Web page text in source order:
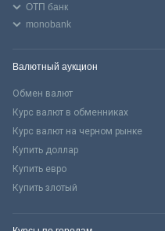
ОТП банк
monobank
Валютный аукцион
Обмен валют
Курс валют в обменниках
Курс валют на черном рынке
Купить доллар
Купить евро
Купить злотый